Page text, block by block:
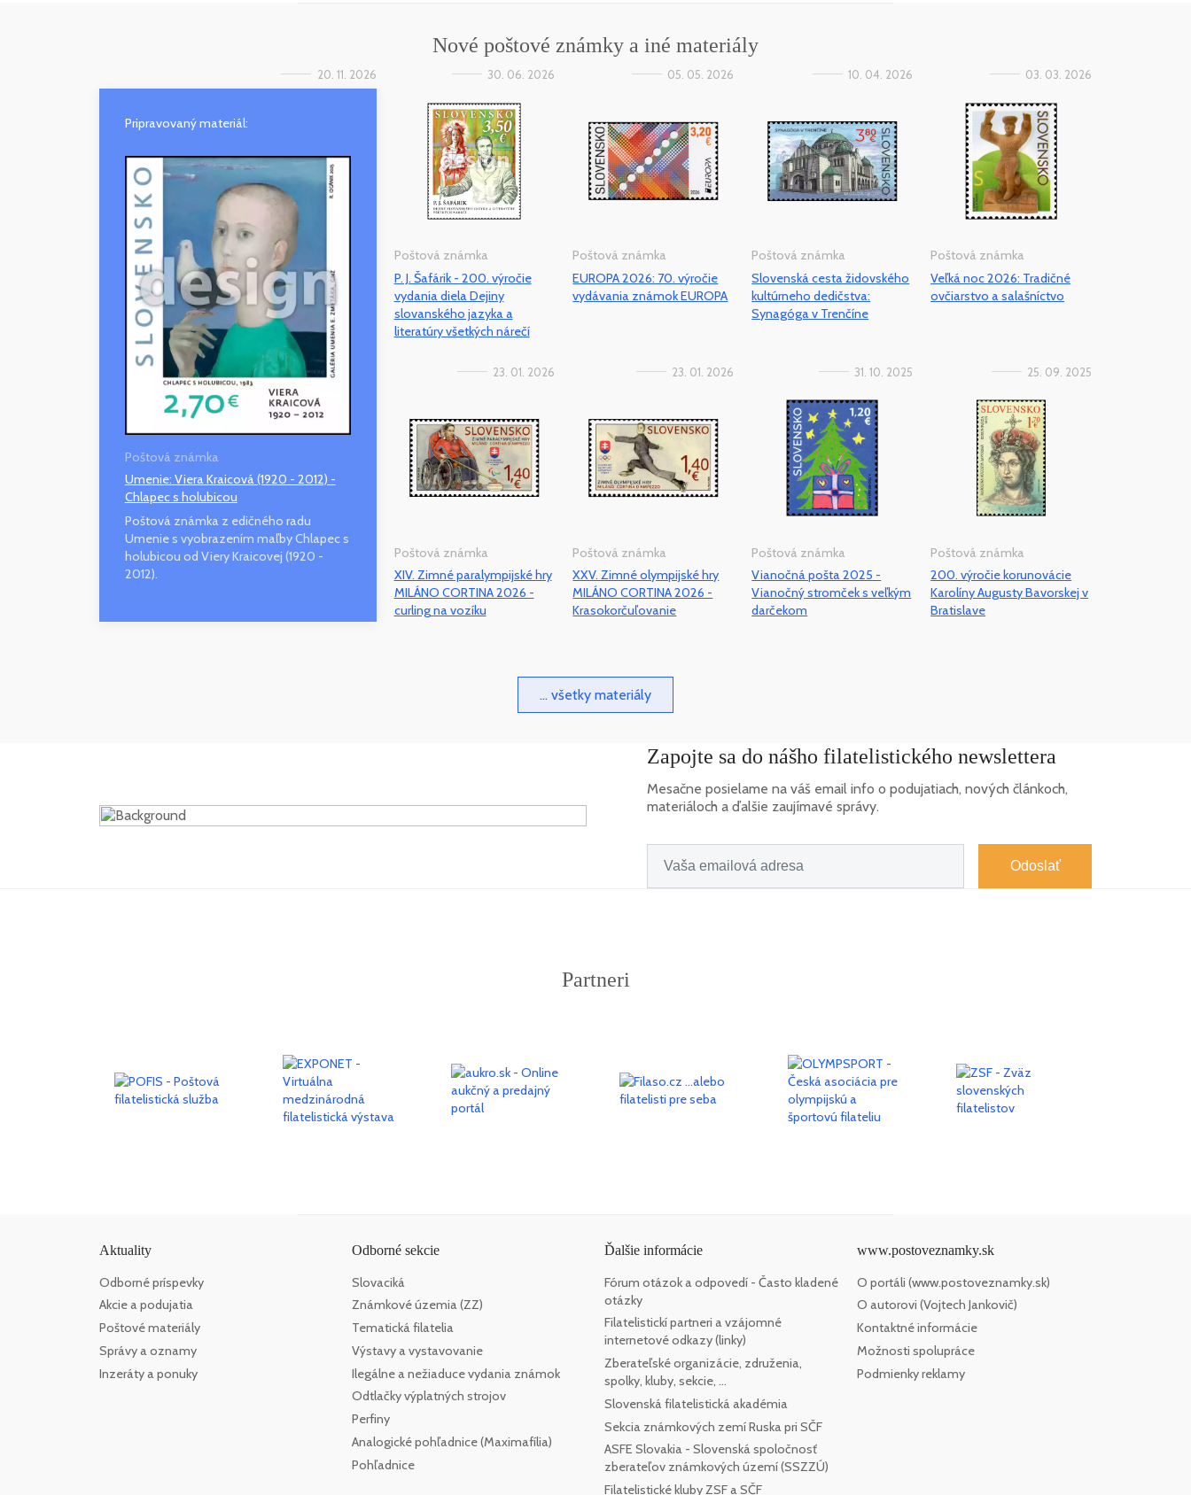
Nové poštové známky a iné materiály
20. 11. 2026
Pripravovaný materiál:
Poštová známka
Umenie: Viera Kraicová (1920 - 2012) -
Chlapec s holubicou
Poštová známka z edičného radu
Umenie s vyobrazením maľby Chlapec s
holubicou od Viery Kraicovej (1920 -
2012).
30. 06. 2026
Poštová známka
P. J. Šafárik - 200. výročie
vydania diela Dejiny
slovanského jazyka a
literatúry všetkých nárečí
05. 05. 2026
Poštová známka
EUROPA 2026: 70. výročie
vydávania známok EUROPA
10. 04. 2026
Poštová známka
Slovenská cesta židovského
kultúrneho dedičstva:
Synagóga v Trenčíne
03. 03. 2026
Poštová známka
Veľká noc 2026: Tradičné
ovčiarstvo a salašníctvo
23. 01. 2026
Poštová známka
XIV. Zimné paralympijské hry
MILÁNO CORTINA 2026 -
curling na vozíku
23. 01. 2026
Poštová známka
XXV. Zimné olympijské hry
MILÁNO CORTINA 2026 -
Krasokorčuľovanie
31. 10. 2025
Poštová známka
Vianočná pošta 2025 -
Vianočný stromček s veľkým
darčekom
25. 09. 2025
Poštová známka
200. výročie korunovácie
Karolíny Augusty Bavorskej v
Bratislave
... všetky materiály
Zapojte sa do nášho filatelistického newslettera
Mesačne posielame na váš email info o podujatiach, nových článkoch,
materiáloch a ďalšie zaujímavé správy.
Odoslať
Partneri
Aktuality
Odborné príspevky
Akcie a podujatia
Poštové materiály
Správy a oznamy
Inzeráty a ponuky
Odborné sekcie
Slovaciká
Známkové územia (ZZ)
Tematická filatelia
Výstavy a vystavovanie
Ilegálne a nežiaduce vydania známok
Odtlačky výplatných strojov
Perfiny
Analogické pohľadnice (Maximafília)
Pohľadnice
Ďalšie informácie
Fórum otázok a odpovedí - Často kladené
otázky
Filatelistickí partneri a vzájomné
internetové odkazy (linky)
Zberateľské organizácie, združenia,
spolky, kluby, sekcie, ...
Slovenská filatelistická akadémia
Sekcia známkových zemí Ruska pri SČF
ASFE Slovakia - Slovenská spoločnosť
zberateľov známkových území (SSZZÚ)
Filatelistické kluby ZSF a SČF
www.postoveznamky.sk
O portáli (www.postoveznamky.sk)
O autorovi (Vojtech Jankovič)
Kontaktné informácie
Možnosti spolupráce
Podmienky reklamy